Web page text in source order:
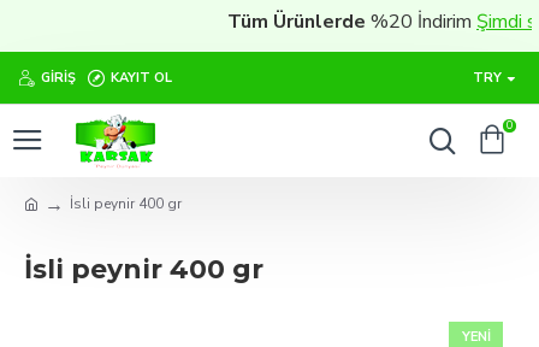
Tüm Ürünlerde%20 İndirimŞimdi satın
GIRIŞ KAYIT OL TRY
0
İsli peynir 400 gr
İsli peynir 400 gr
YENI